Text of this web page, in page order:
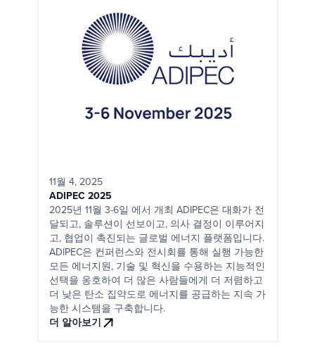
ADIPEC 2025
2025년 11월 3-6일 에서 개최 ADIPEC은 대화가 전
달되고, 솔루션이 선보이고, 의사 결정이 이루어지
고, 협업이 촉진되는 글로벌 에너지 플랫폼입니다.
ADIPEC은 컨퍼런스와 전시회를 통해 실행 가능한
모든 에너지원, 기술 및 혁신을 수용하는 지능적인
선택을 옹호하여 더 많은 사람들에게 더 저렴하고
더 낮은 탄소 집약도로 에너지를 공급하는 지속 가
능한 시스템을 구축합니다.
11월 4, 2025
더 알아보기